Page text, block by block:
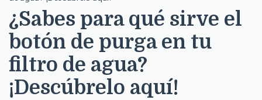
¿Sabes para qué sirve el
botón de purga en tu
filtro de agua?
¡Descúbrelo aquí!